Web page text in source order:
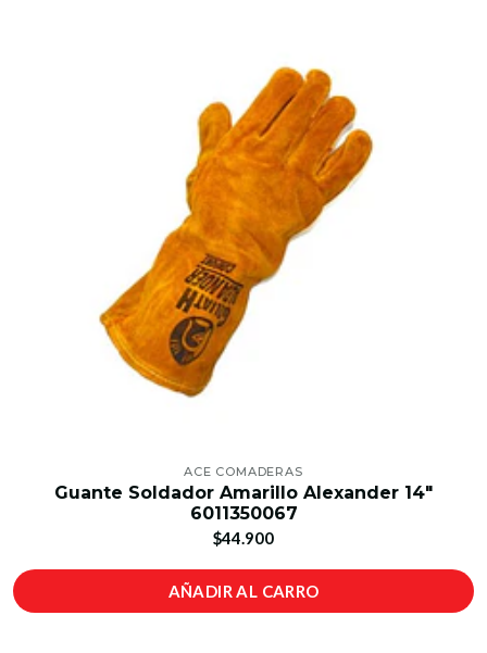
ACE COMADERAS
Guante Soldador Amarillo Alexander 14"
6011350067
$44.900
AÑADIR AL CARRO